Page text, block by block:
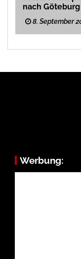
nach
8. September
Werbung: